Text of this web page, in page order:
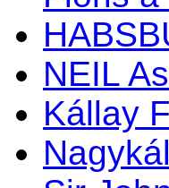
NEIL
Kállay